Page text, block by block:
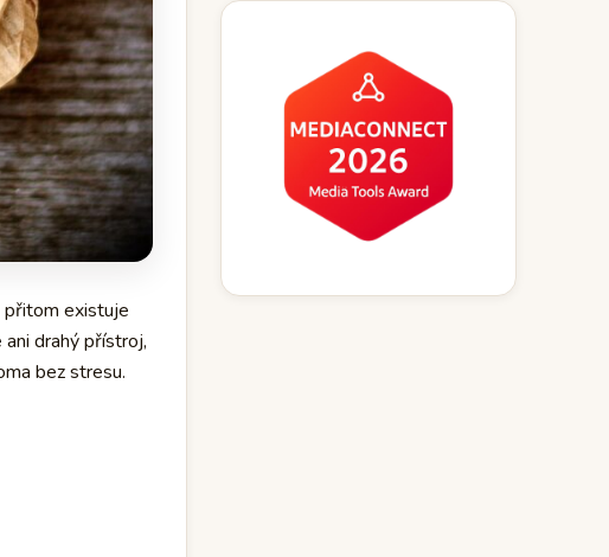
přitom existuje
drahý přístroj,
bez stresu.